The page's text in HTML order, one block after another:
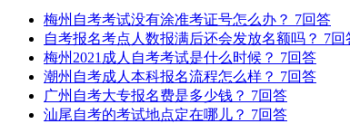
梅州自考考试没有涂准考证号怎么办？ 7回答
自考报名考点人数报满后还会发放名额吗？ 7回
梅州2021成人自考考试是什么时候？ 7回答
潮州自考成人本科报名流程怎么样？ 7回答
广州自考大专报名费是多少钱？ 7回答
汕尾自考的考试地点定在哪儿？ 7回答